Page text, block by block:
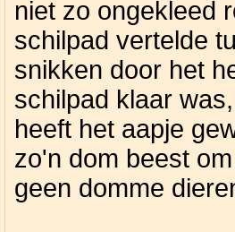
niet zo ongekleed
schilpad vertelde
snikken door het
schilpad klaar
heeft het aapje
zo'n dom beest
geen domme